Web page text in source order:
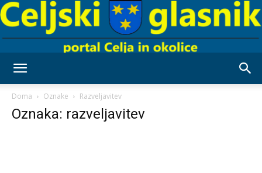
Doma Oznake Razveljavitev
Oznaka: razveljavitev